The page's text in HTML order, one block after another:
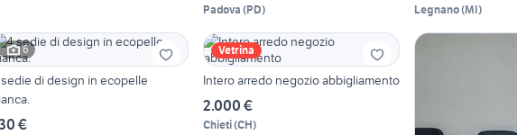
Padova (PD) Legnano(MI)
6
di design in ecopelle
€
Vetrina
Intero arredo negozio abbigliamento
2.000 €
Chieti(CH)